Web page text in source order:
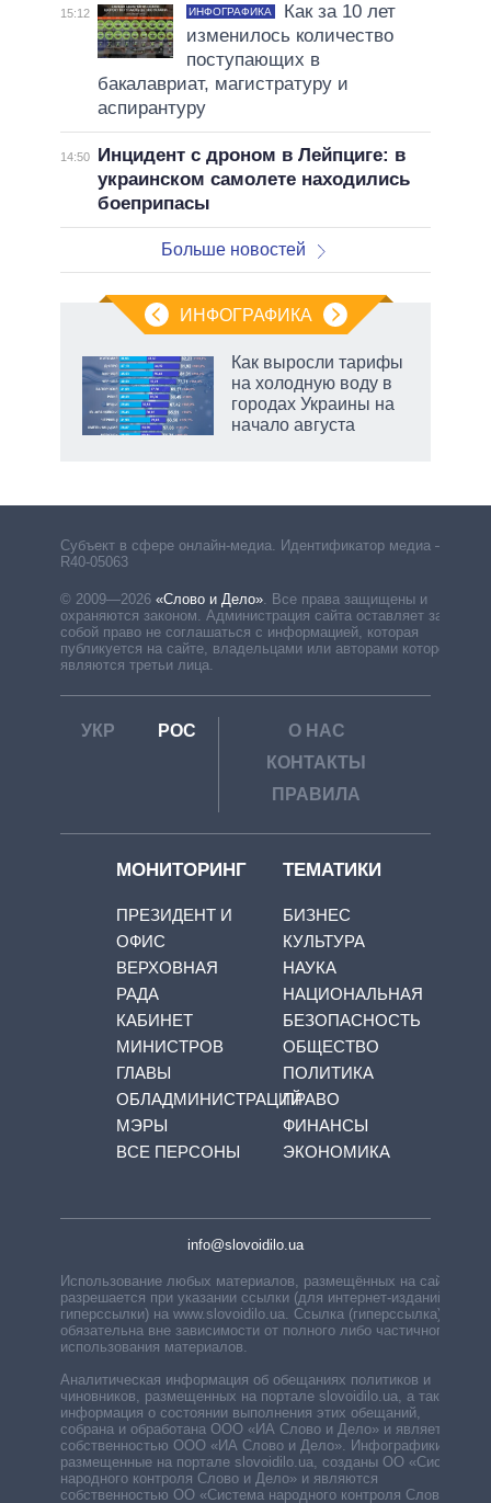
15:12 ИНФОГРАФИКА
Как за 10 лет
изменилось количество
поступающих в
бакалавриат, магистратуру и
аспирантуру
14:50
Инцидент с дроном в Лейпциге: в
украинском самолете находились
боеприпасы
Больше новостей
ИНФОГРАФИКА
Как выросли тарифы
на холодную воду в
городах Украины на
начало августа
Субъект в сфере онлайн-медиа. Идентификатор медиа –
R40-05063
© 2009—2026 «Слово и Дело». Все права защищены и
охраняются законом. Администрация сайта оставляет за
собой право не соглашаться с информацией, которая
публикуется на сайте, владельцами или авторами которой
являются третьи лица.
УКР РОС
О НАС
КОНТАКТЫ
ПРАВИЛА
МОНИТОРИНГ
ПРЕЗИДЕНТ И
ОФИС
ВЕРХОВНАЯ
РАДА
КАБИНЕТ
МИНИСТРОВ
ГЛАВЫ
ОБЛАДМИНИСТРАЦИЙ
МЭРЫ
ВСЕ ПЕРСОНЫ
ТЕМАТИКИ
БИЗНЕС
КУЛЬТУРА
НАУКА
НАЦИОНАЛЬНАЯ
БЕЗОПАСНОСТЬ
ОБЩЕСТВО
ПОЛИТИКА
ПРАВО
ФИНАНСЫ
ЭКОНОМИКА
info@slovoidilo.ua
Использование любых материалов, размещённых на сайте,
разрешается при указании ссылки (для интернет-изданий —
гиперссылки) на www.slovoidilo.ua. Ссылка (гиперссылка)
обязательна вне зависимости от полного либо частичного
использования материалов.
Аналитическая информация об обещаниях политиков и
чиновников, размещенных на портале slovoidilo.ua, а также
информация о состоянии выполнения этих обещаний,
собрана и обработана ООО «ИА Слово и Дело» и является
собственностью ООО «ИА Слово и Дело». Инфографики,
размещенные на портале slovoidilo.ua, созданы ОО «Система
народного контроля Слово и Дело» и являются
собственностью ОО «Система народного контроля Слово и